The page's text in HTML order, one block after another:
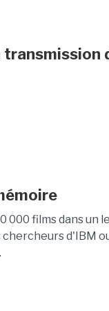
transmission
000 films dans un
d'IBM